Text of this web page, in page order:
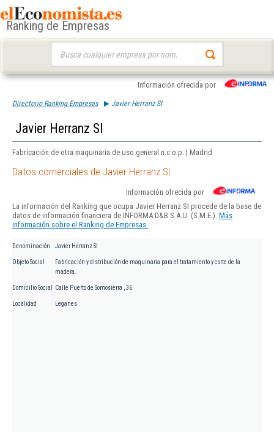
Ranking de Empresas
Información ofrecida por
Directorio Ranking Empresas Javier Herranz Sl
Javier Herranz Sl
Fabricación de otra maquinaria de uso general n.c.o.p. | Madrid
Datos comerciales de Javier Herranz Sl
Información ofrecida por
La información del Ranking que ocupa Javier Herranz Sl procede de la base de
datos de información financiera de INFORMA D&B S.A.U. (S.M.E.). Más
información sobre el Ranking de Empresas.
Denominación Javier Herranz Sl
Objeto Social
Fabricación y distribución de maquinaria para el tratamiento y corte de la
madera.
Domicilio Social Calle Puerto de Somosierra , 36
Localidad Leganes